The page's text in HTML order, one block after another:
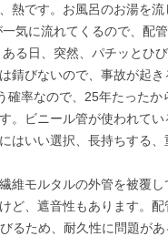
熱です。お風呂のお湯を流
気に流れてくるので、配
る日、突然、パチッとひ
錆びないので、事故が起
確率なので、25年たったか
。ビニール管が使われて
はいい選択、長持ちする
維モルタルの外管を被覆し
ど、遮音性もあります。
るため、耐久性に問題が